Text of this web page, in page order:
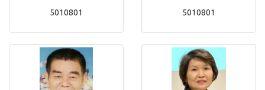
5010801
5010801